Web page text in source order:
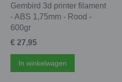
Gembird 3d printer filament
- ABS 1,75mm - Rood -
600gr
€ 27,95
In winkelwagen